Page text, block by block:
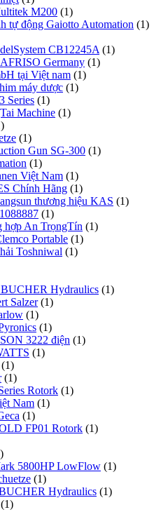
M200 (1)
tự động Gaiotto Automation (1)
CB12245A (1)
AFRISO Germany (1)
tại Việt nam (1)
máy dược (1)
Series (1)
Machine (1)
(1)
Gun SG-300 (1)
(1)
Việt Nam (1)
Chính Hãng (1)
thương hiệu KAS (1)
(1)
hợp An TrọngTín (1)
Portable (1)
Toshniwal (1)
Hydraulics (1)
Salzer (1)
(1)
(1)
3222 điện (1)
(1)
(1)
(1)
Rotork (1)
Nam (1)
(1)
FP01 Rotork (1)
5800HP LowFlow (1)
(1)
Hydraulics (1)
(1)